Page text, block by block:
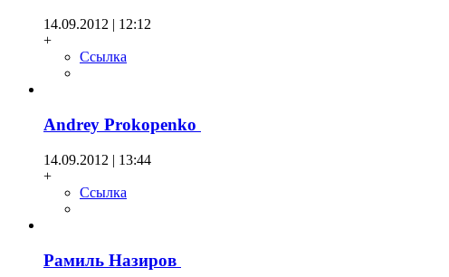
14.09.2012 | 12:12
+
Ссылка
Andrey Prokopenko
14.09.2012 | 13:44
+
Ссылка
Рамиль Назиров